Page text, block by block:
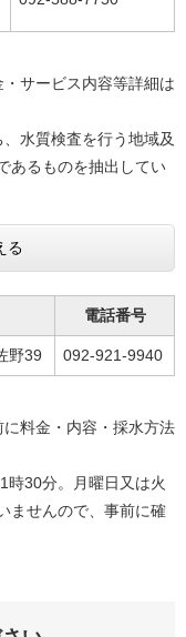
サービス内容等詳細は
水質検査を行う地域及
あるものを抽出してい
る
電話番号
野39 092-921-9940
料金・内容・採水方法
時30分。月曜日又は火
ませんので、事前に確